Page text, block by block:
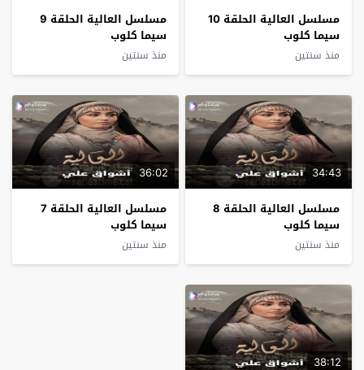
مسلسل العالية الحلقة 10
سيما كلوب
منذ سنتين
مسلسل العالية الحلقة 9
سيما كلوب
منذ سنتين
34:43
مسلسل العالية الحلقة 8
سيما كلوب
منذ سنتين
36:02
مسلسل العالية الحلقة 7
سيما كلوب
منذ سنتين
38:12